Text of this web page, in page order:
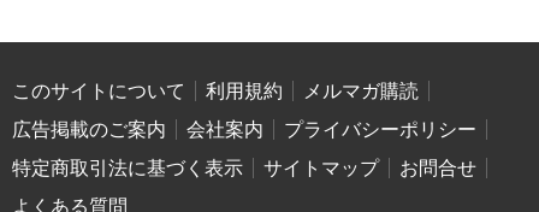
このサイトについて 利用規約
メルマガ購読
広告掲載のご案内
会社案内
プライバシーポリシー
特定商取引法に基づく表示
サイトマップ
お問合せ
よくある質問